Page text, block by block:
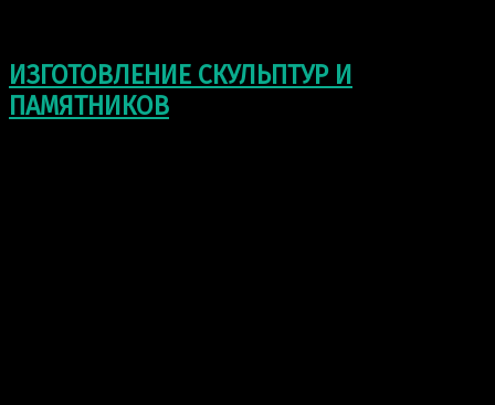
ИЗГОТОВЛЕНИЕ СКУЛЬПТУР И
ПАМЯТНИКОВ